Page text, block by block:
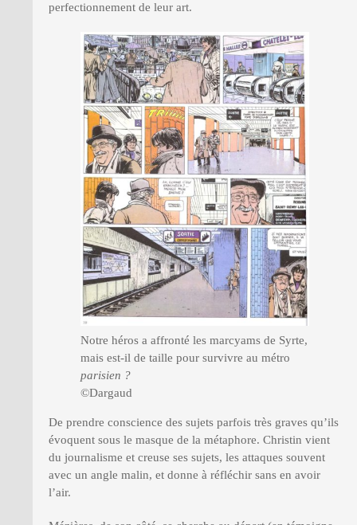
perfectionnement de leur art.
Notre héros a affronté les marcyams de Syrte,
mais est-il de taille pour survivre au métro
parisien ?
©Dargaud
De prendre conscience des sujets parfois très graves qu’ils
évoquent sous le masque de la métaphore. Christin vient
du journalisme et creuse ses sujets, les attaques souvent
avec un angle malin, et donne à réfléchir sans en avoir
l’air.